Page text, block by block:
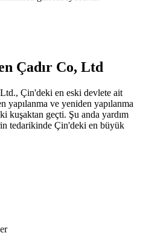
Çadır Co, Ltd
Çin'deki en eski devlete ait
yapılanma ve yeniden yapılanma
kuşaktan geçti. Şu anda yardım
tedarikinde Çin'deki en büyük